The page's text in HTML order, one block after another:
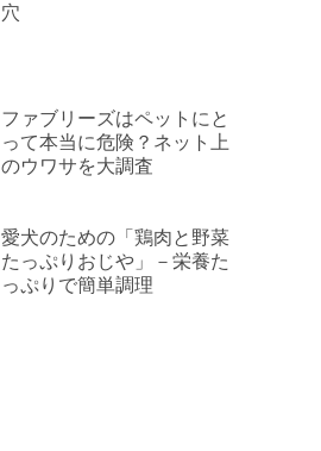
穴
ファブリーズはペットにと
って本当に危険？ネット上
のウワサを大調査
愛犬のための「鶏肉と野菜
たっぷりおじや」－栄養た
っぷりで簡単調理